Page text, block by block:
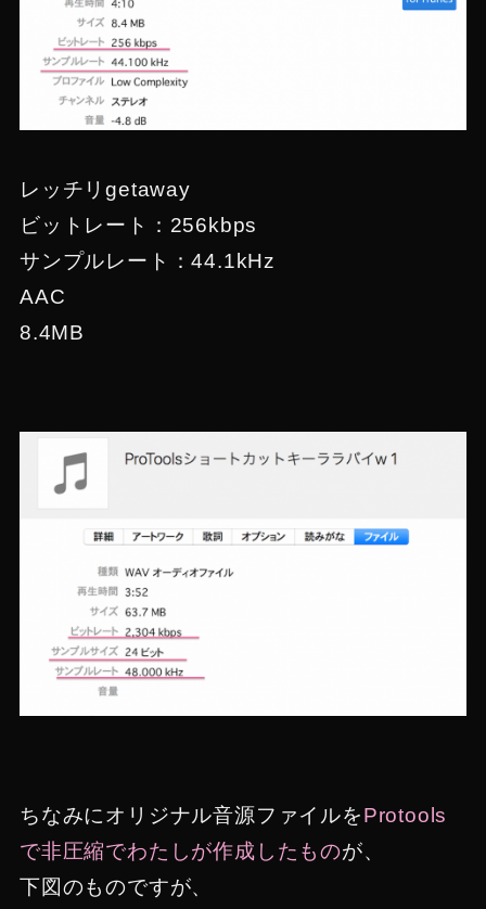
レッチリgetaway
ビットレート：256kbps
サンプルレート：44.1kHz
AAC
8.4MB
ちなみにオリジナル音源ファイルをProtools
で非圧縮でわたしが作成したものが、
下図のものですが、